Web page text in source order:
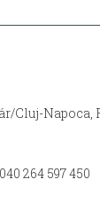
Cluj-
264 597 450